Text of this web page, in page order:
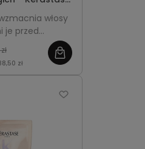
Bain 250mlwłosy
je przed
wspiera zdrowy
pasmom
zł